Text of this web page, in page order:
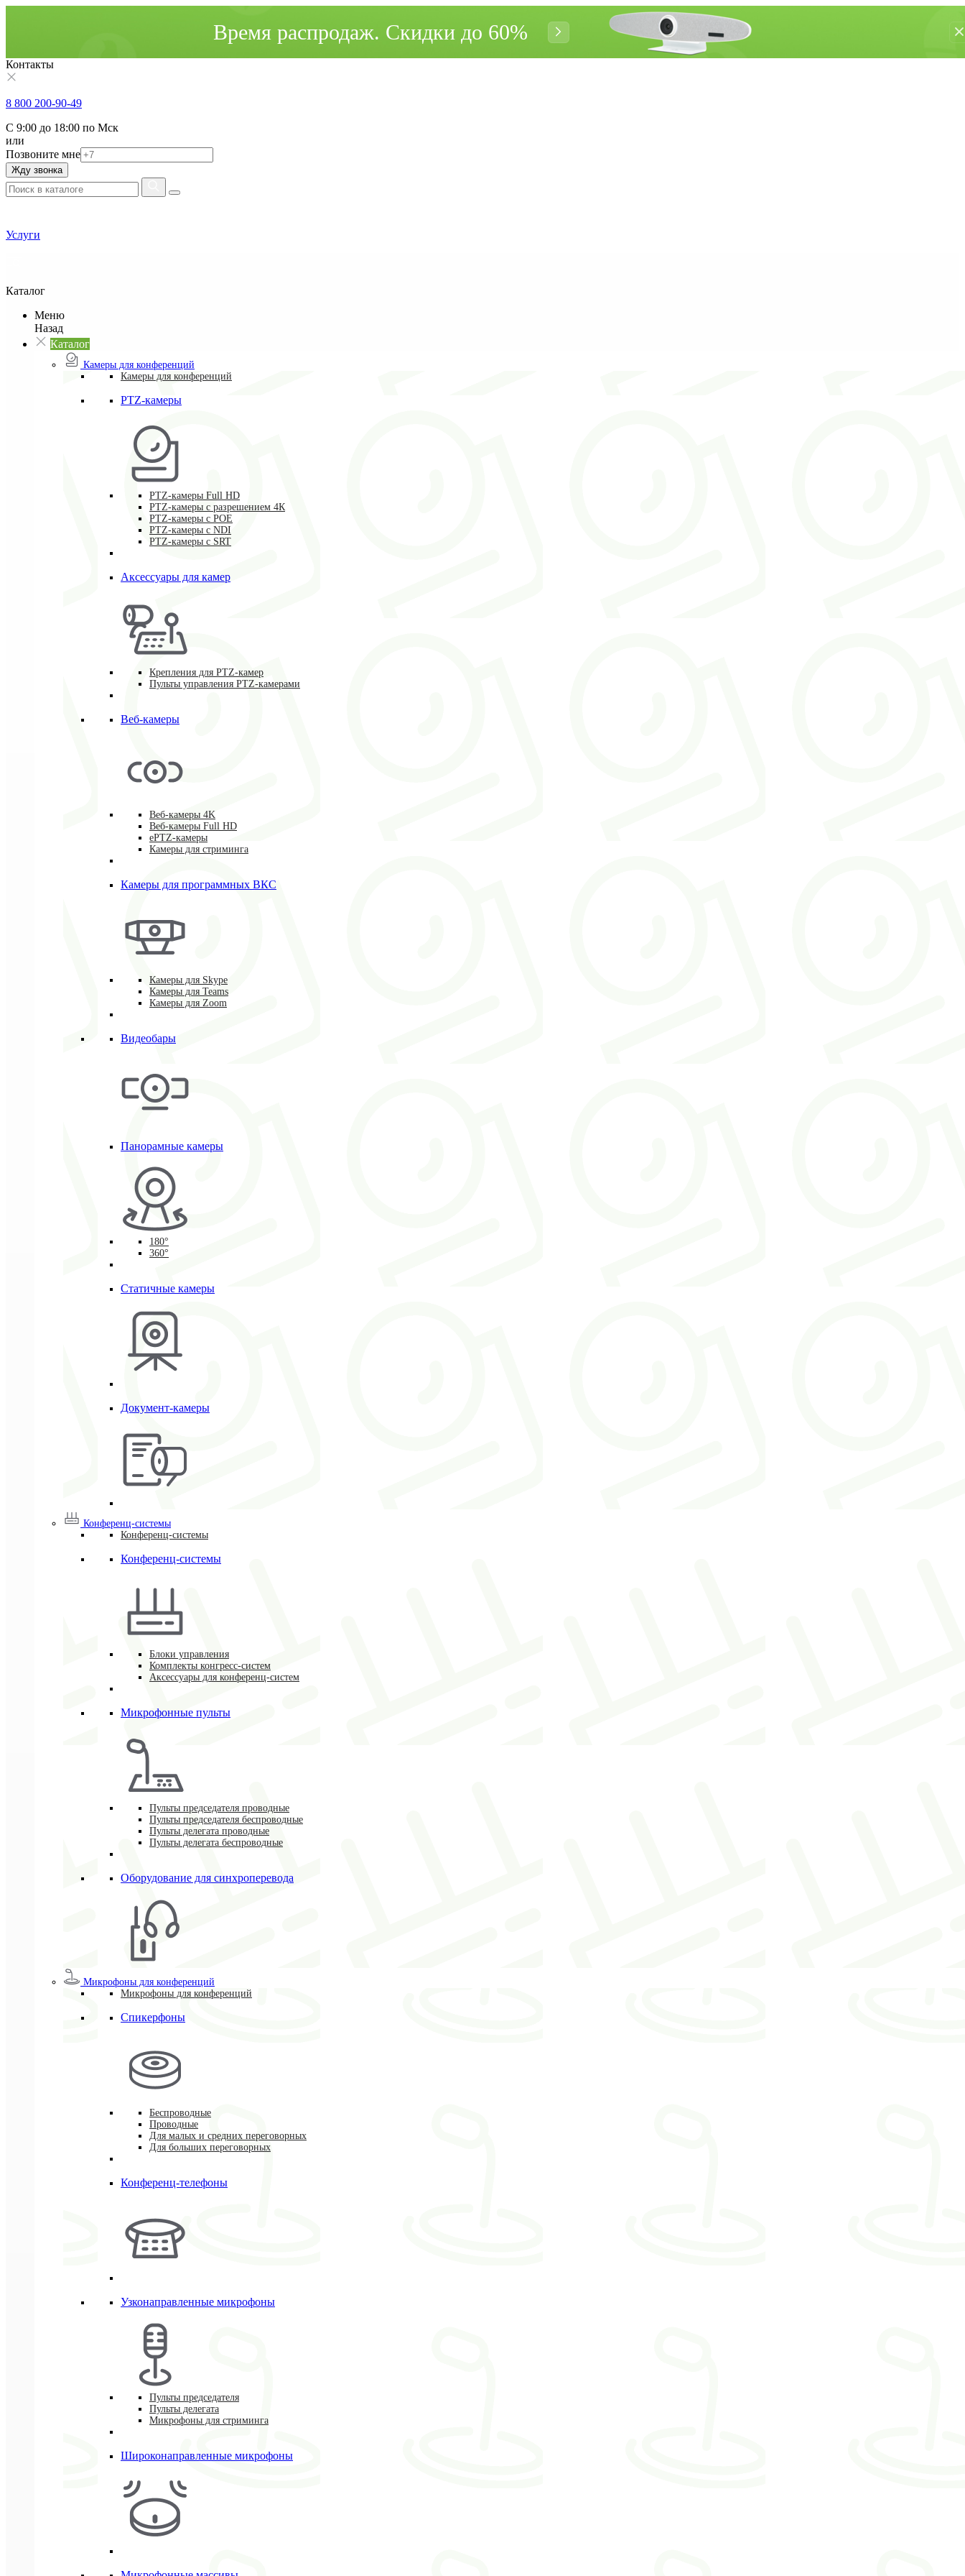
Время распродаж. Cкидки до 60%
Контакты
8 800 200-90-49
С 9:00 до 18:00 по Мск
или
Позвоните мне
Жду звонка
Услуги
Каталог
Меню
Назад
Каталог
Камеры для конференций
Камеры для конференций
PTZ-камеры
PTZ-камеры Full HD
PTZ-камеры с разрешением 4К
PTZ-камеры с POE
PTZ-камеры c NDI
PTZ-камеры с SRT
Аксессуары для камер
Крепления для PTZ-камер
Пульты управления PTZ-камерами
Веб-камеры
Веб-камеры 4K
Веб-камеры Full HD
ePTZ-камеры
Камеры для стриминга
Камеры для программных ВКС
Камеры для Skype
Камеры для Teams
Камеры для Zoom
Видеобары
Панорамные камеры
180°
360°
Статичные камеры
Документ-камеры
Конференц-системы
Конференц-системы
Конференц-системы
Блоки управления
Комплекты конгресс-систем
Аксессуары для конференц-систем
Микрофонные пульты
Пульты председателя проводные
Пульты председателя беспроводные
Пульты делегата проводные
Пульты делегата беспроводные
Оборудование для синхроперевода
Микрофоны для конференций
Микрофоны для конференций
Спикерфоны
Беспроводные
Проводные
Для малых и средних переговорных
Для больших переговорных
Конференц-телефоны
Узконаправленные микрофоны
Пульты председателя
Пульты делегата
Микрофоны для стриминга
Широконаправленные микрофоны